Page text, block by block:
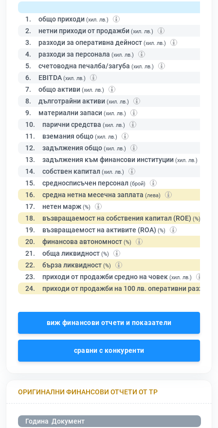
1. общо приходи (хил. лв.)
2. нетни приходи от продажби (хил. лв.)
3. разходи за оперативна дейност (хил. лв.)
4. разходи за персонала (хил. лв.)
5. счетоводна печалба/загуба (хил. лв.)
6. EBITDA (хил. лв.)
7. общо активи (хил. лв.)
8. дълготрайни активи (хил. лв.)
9. материални запаси (хил. лв.)
10. парични средства (хил. лв.)
11. вземания общо (хил. лв.)
12. задължения общо (хил. лв.)
13. задължения към финансови институции (хил. лв.)
14. собствен капитал (хил. лв.)
15. средносписъчен персонал (брой)
16. средна нетна месечна заплата (лева)
17. нетен марж (%)
18. възвращаемост на собствения капитал (ROE) (%)
19. възвращаемост на активите (ROA) (%)
20. финансова автономност (%)
21. обща ликвидност (%)
22. бърза ликвидност (%)
23. приходи от продажби средно на човек (хил. лв.)
24. приходи от продажби на 100 лв. оперативни разходи
виж финансови отчети и показатели
сравни с конкуренти
ОРИГИНАЛНИ ФИНАНСОВИ ОТЧЕТИ ОТ ТР
Година Документ